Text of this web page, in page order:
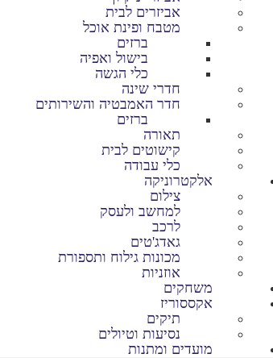
אביזרים לבית
מטבח ופינת אוכל
ברזים
בישול ואפיה
כלי הגשה
חדרי שינה
חדר האמבטיה והשירותים
ברזים
תאורה
קישוטים לבית
כלי עבודה
אלקטרוניקה
צילום
למחשב ולעסק
לרכב
גאדג'טים
מכונות גילוח ותספורת
אוזניות
משחקים
אקססוריז
תיקים
נסיעות וטיולים
מועדים ומתנות